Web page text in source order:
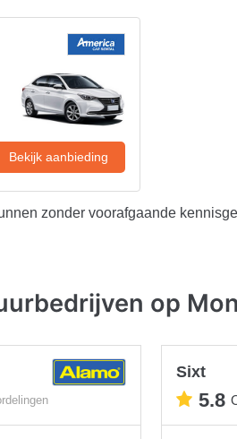
Bekijk aanbieding
zonder voorafgaande
op
Sixt
5.8